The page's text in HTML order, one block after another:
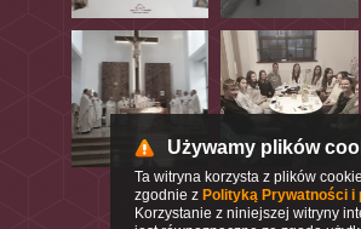
Używamy plików
Ta witryna korzysta z plików
zgodnie z Polityką Prywatności i
Korzystanie z niniejszej witryny